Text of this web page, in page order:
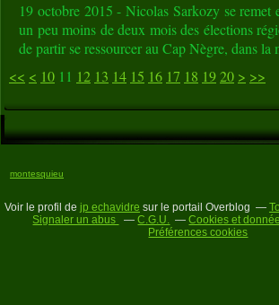
19 octobre 2015 - Nicolas Sarkozy se
un peu moins de deux mois des élections
de partir se ressourcer au Cap Nègre, dans la
<< < 10 11 12 13 14 15 16 17 18 1920 30
40
50
60
70
80
90
100
200
300
400
> >>
montesquieu
Voir le profil de jp echavidre sur le portail Overblog
Signaler un abus
C.G.U.
Cookies et
Préférences cookies